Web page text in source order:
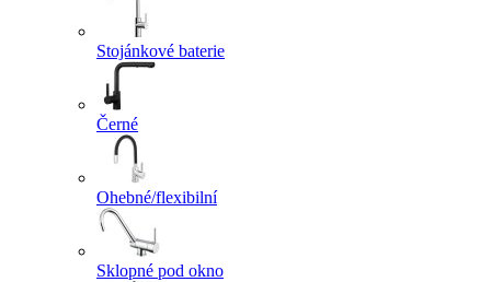
Stojánkové baterie
Černé
Ohebné/flexibilní
Sklopné pod okno